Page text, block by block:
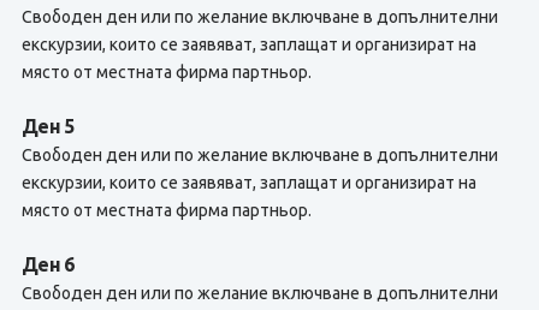
Свободен ден или по желание включване в допълнителни
екскурзии, които се заявяват, заплащат и организират на
място от местната фирма партньор.
Ден 5
Свободен ден или по желание включване в допълнителни
екскурзии, които се заявяват, заплащат и организират на
място от местната фирма партньор.
Ден 6
Свободен ден или по желание включване в допълнителни